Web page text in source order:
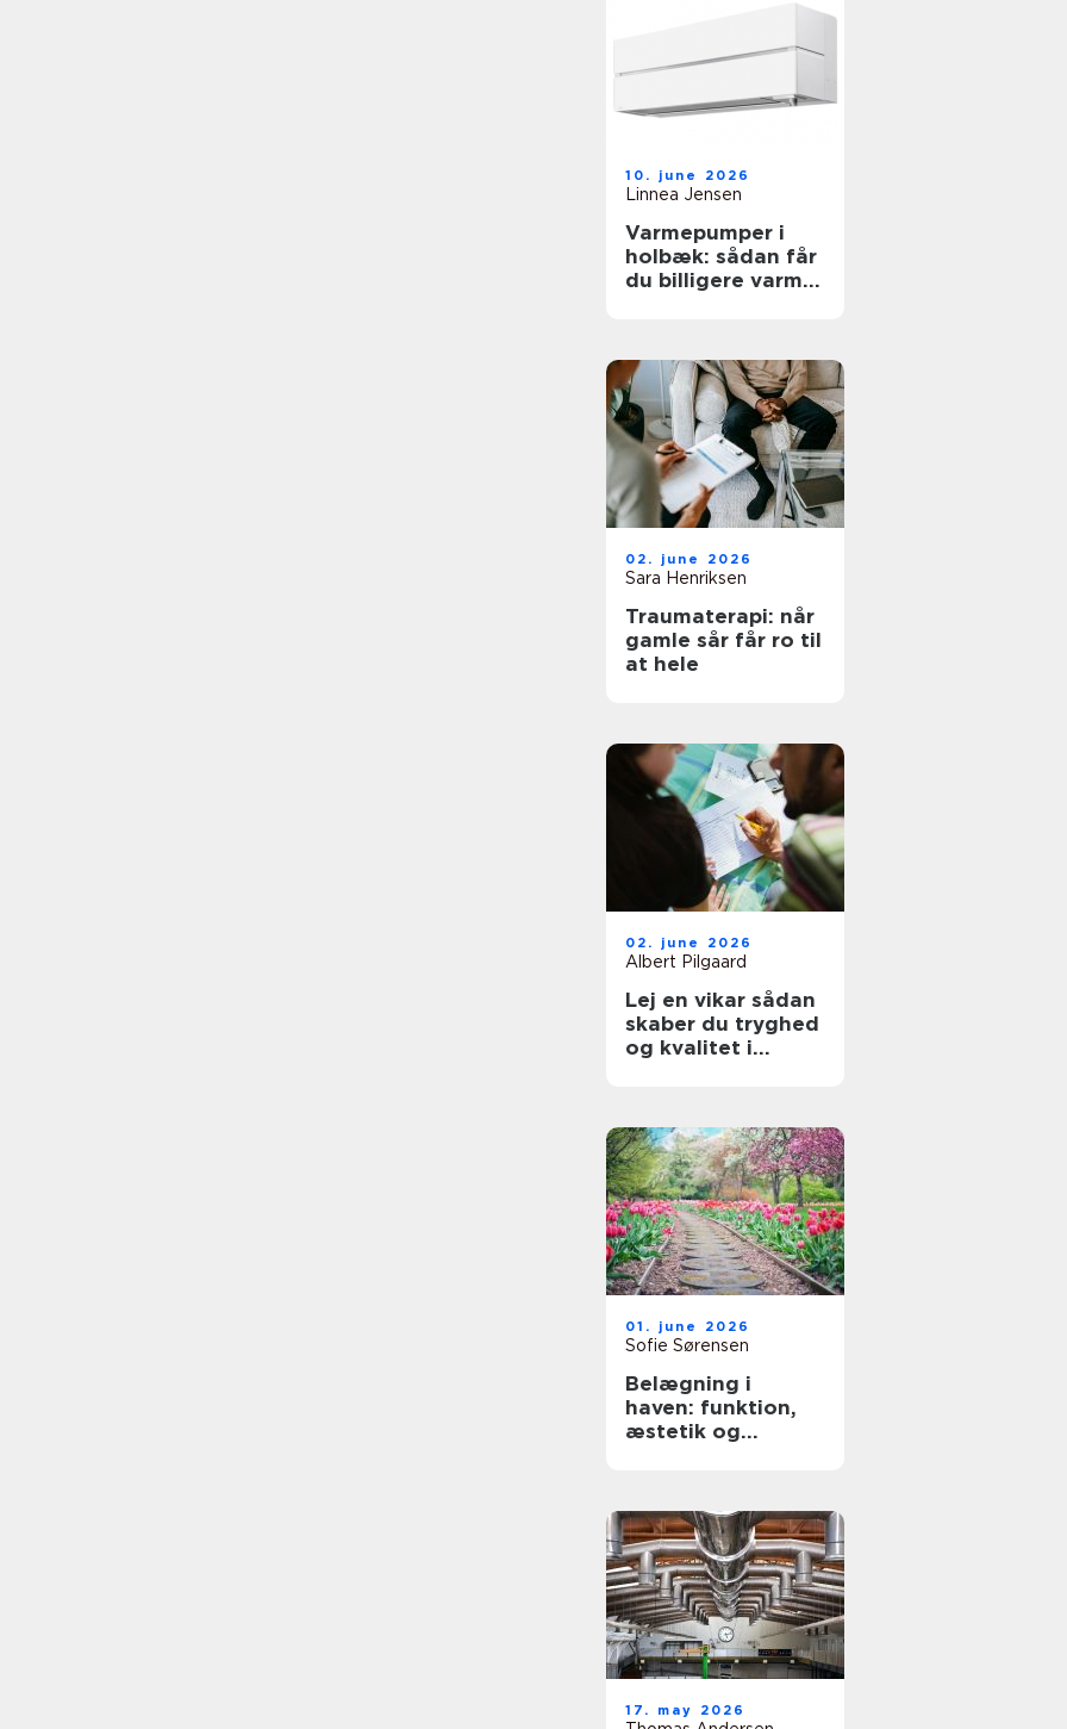
10. june 2026
Linnea Jensen
Varmepumper i
holbæk: sådan får
du billigere varme
02. june 2026
Sara Henriksen
Traumaterapi: når
gamle sår får ro til
at hele
02. june 2026
Albert Pilgaard
Lej en vikar sådan
skaber du tryghed
og kvalitet i
01. june 2026
Sofie Sørensen
Belægning i
haven: funktion,
æstetik og
17. may 2026